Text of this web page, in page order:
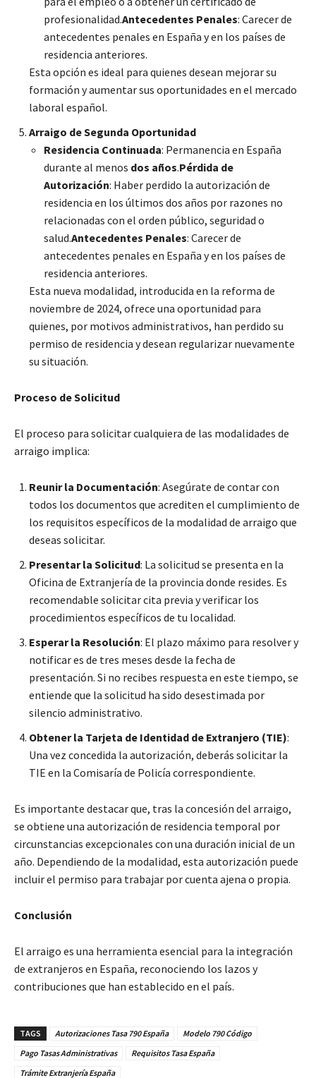
profesionalidad.Antecedentes Penales: Carecer de
antecedentes penales en España y en los países de
residencia anteriores.
Esta opción es ideal para quienes desean mejorar su
formación y aumentar sus oportunidades en el mercado
laboral español.
Arraigo de Segunda Oportunidad
Residencia Continuada: Permanencia en España
durante al menos dos años.Pérdida de
Autorización: Haber perdido la autorización de
residencia en los últimos dos años por razones no
relacionadas con el orden público, seguridad o
salud.Antecedentes Penales: Carecer de
antecedentes penales en España y en los países de
residencia anteriores.
Esta nueva modalidad, introducida en la reforma de
noviembre de 2024, ofrece una oportunidad para
quienes, por motivos administrativos, han perdido su
permiso de residencia y desean regularizar nuevamente
su situación.
Proceso de Solicitud
El proceso para solicitar cualquiera de las modalidades de
arraigo implica:
Reunir la Documentación: Asegúrate de contar con
todos los documentos que acrediten el cumplimiento de
los requisitos específicos de la modalidad de arraigo que
deseas solicitar.
Presentar la Solicitud: La solicitud se presenta en la
Oficina de Extranjería de la provincia donde resides. Es
recomendable solicitar cita previa y verificar los
procedimientos específicos de tu localidad.
Esperar la Resolución: El plazo máximo para resolver y
notificar es de tres meses desde la fecha de
presentación. Si no recibes respuesta en este tiempo, se
entiende que la solicitud ha sido desestimada por
silencio administrativo.
Obtener la Tarjeta de Identidad de Extranjero (TIE):
Una vez concedida la autorización, deberás solicitar la
TIE en la Comisaría de Policía correspondiente.
Es importante destacar que, tras la concesión del arraigo,
se obtiene una autorización de residencia temporal por
circunstancias excepcionales con una duración inicial de un
año. Dependiendo de la modalidad, esta autorización puede
incluir el permiso para trabajar por cuenta ajena o propia.
Conclusión
El arraigo es una herramienta esencial para la integración
de extranjeros en España, reconociendo los lazos y
contribuciones que han establecido en el país.
TAGS Autorizaciones Tasa 790 España
Modelo 790 Código
Pago Tasas Administrativas
Requisitos Tasa España
Trámite Extranjería España